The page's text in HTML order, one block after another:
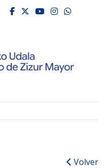
de
facebook
twitter
youtube
Volver